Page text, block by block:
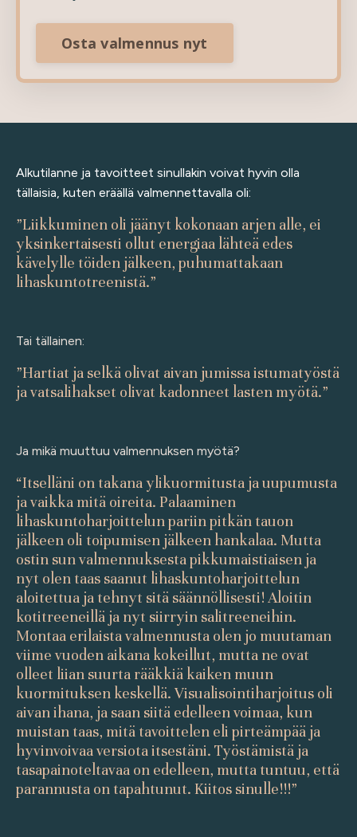
Osta valmennus nyt
Alkutilanne ja tavoitteet sinullakin voivat hyvin olla
tällaisia, kuten eräällä valmennettavalla oli:
”Liikkuminen oli jäänyt kokonaan arjen alle, ei
yksinkertaisesti ollut energiaa lähteä edes
kävelylle töiden jälkeen, puhumattakaan
lihaskuntotreenistä.”
Tai tällainen:
”Hartiat ja selkä olivat aivan jumissa istumatyöstä
ja vatsalihakset olivat kadonneet lasten myötä.”
Ja mikä muuttuu valmennuksen myötä?
“Itselläni on takana ylikuormitusta ja uupumusta
ja vaikka mitä oireita. Palaaminen
lihaskuntoharjoittelun pariin pitkän tauon
jälkeen oli toipumisen jälkeen hankalaa. Mutta
ostin sun valmennuksesta pikkumaistiaisen ja
nyt olen taas saanut lihaskuntoharjoittelun
aloitettua ja tehnyt sitä säännöllisesti! Aloitin
kotitreeneillä ja nyt siirryin salitreeneihin.
Montaa erilaista valmennusta olen jo muutaman
viime vuoden aikana kokeillut, mutta ne ovat
olleet liian suurta rääkkiä kaiken muun
kuormituksen keskellä. Visualisointiharjoitus oli
aivan ihana, ja saan siitä edelleen voimaa, kun
muistan taas, mitä tavoittelen eli pirteämpää ja
hyvinvoivaa versiota itsestäni. Työstämistä ja
tasapainoteltavaa on edelleen, mutta tuntuu, että
parannusta on tapahtunut. Kiitos sinulle!!!”